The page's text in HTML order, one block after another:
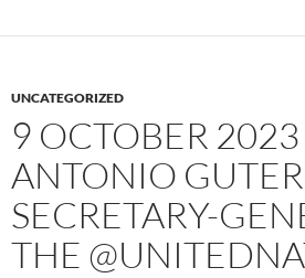
UNCATEGORIZED
9 OCTOBER 2023
ANTONIO
SECRETARY-
THE